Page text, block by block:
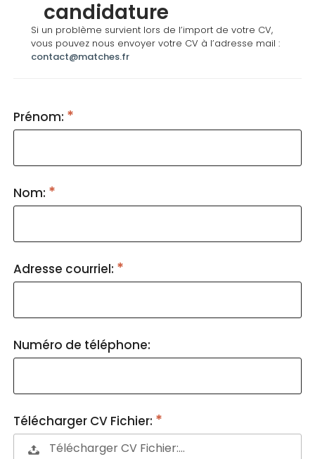
candidature
Si un problème survient lors de l’import de votre CV,
vous pouvez nous envoyer votre CV à l’adresse mail :
contact@matches.fr
Prénom:
Nom:
Adresse courriel:
Numéro de téléphone:
Télécharger CV Fichier:
Télécharger CV Fichier:…